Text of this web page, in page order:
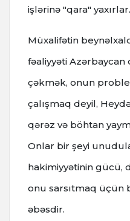
işlərinə "qara" yaxırlar.
Müxalifətin
fəaliyyəti
çəkmək, onun
çalışmaq deyil,
qərəz və böhtan
Onlar bir şeyi
hakimiyyətinin gücü,
onu sarsıtmaq üçün
əbəsdir.